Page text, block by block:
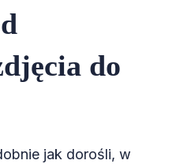
do
jak dorośli, w